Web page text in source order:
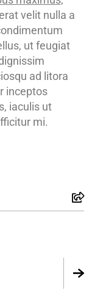
velit nulla a
ut feugiat
ad litora
inceptos
iaculis ut
mi.